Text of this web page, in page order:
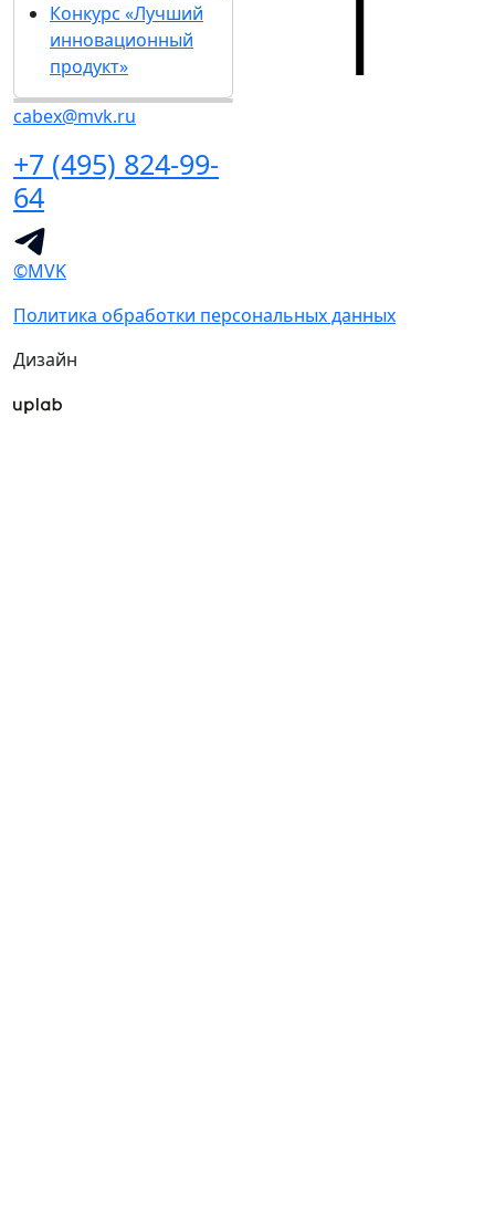
Конкурс «Лучший
инновационный
продукт»
cabex@mvk.ru
+7 (495) 824-99-
64
©MVK
Политика обработки персональных данных
Дизайн